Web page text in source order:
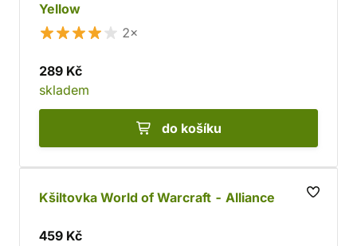
Yellow
2×
289 Kč
skladem
do košíku
Kšiltovka World of Warcraft - Alliance
459 Kč